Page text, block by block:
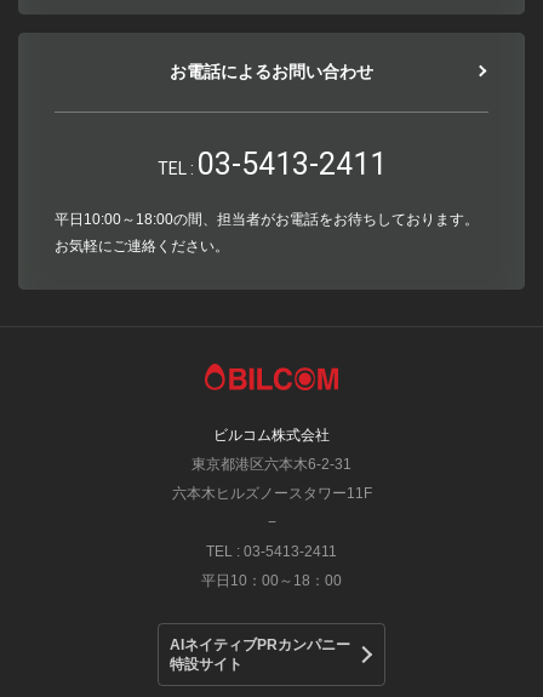
お電話によるお問い合わせ
TEL : 03-5413-2411
平日10:00～18:00の間、担当者がお電話をお待ちしております。
お気軽にご連絡ください。
ビルコム株式会社
東京都港区六本木6-2-31
六本木ヒルズノースタワー11F
−
TEL : 03-5413-2411
平日10：00～18：00
AIネイティブPRカンパニー
特設サイト